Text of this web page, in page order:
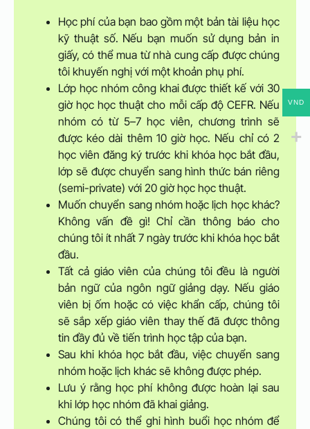
Học phí của bạn bao gồm một bản tài liệu học
kỹ thuật số. Nếu bạn muốn sử dụng bản in
giấy, có thể mua từ nhà cung cấp được chúng
tôi khuyến nghị với một khoản phụ phí.
Lớp học nhóm công khai được thiết kế với 30
giờ học học thuật cho mỗi cấp độ CEFR. Nếu
nhóm có từ 5–7 học viên, chương trình sẽ
được kéo dài thêm 10 giờ học. Nếu chỉ có 2
học viên đăng ký trước khi khóa học bắt đầu,
lớp sẽ được chuyển sang hình thức bán riêng
(semi-private) với 20 giờ học học thuật.
Muốn chuyển sang nhóm hoặc lịch học khác?
Không vấn đề gì! Chỉ cần thông báo cho
chúng tôi ít nhất 7 ngày trước khi khóa học bắt
đầu.
Tất cả giáo viên của chúng tôi đều là người
bản ngữ của ngôn ngữ giảng dạy. Nếu giáo
viên bị ốm hoặc có việc khẩn cấp, chúng tôi
sẽ sắp xếp giáo viên thay thế đã được thông
tin đầy đủ về tiến trình học tập của bạn.
Sau khi khóa học bắt đầu, việc chuyển sang
nhóm hoặc lịch khác sẽ không được phép.
Lưu ý rằng học phí không được hoàn lại sau
khi lớp học nhóm đã khai giảng.
Chúng tôi có thể ghi hình buổi học nhóm để
VND